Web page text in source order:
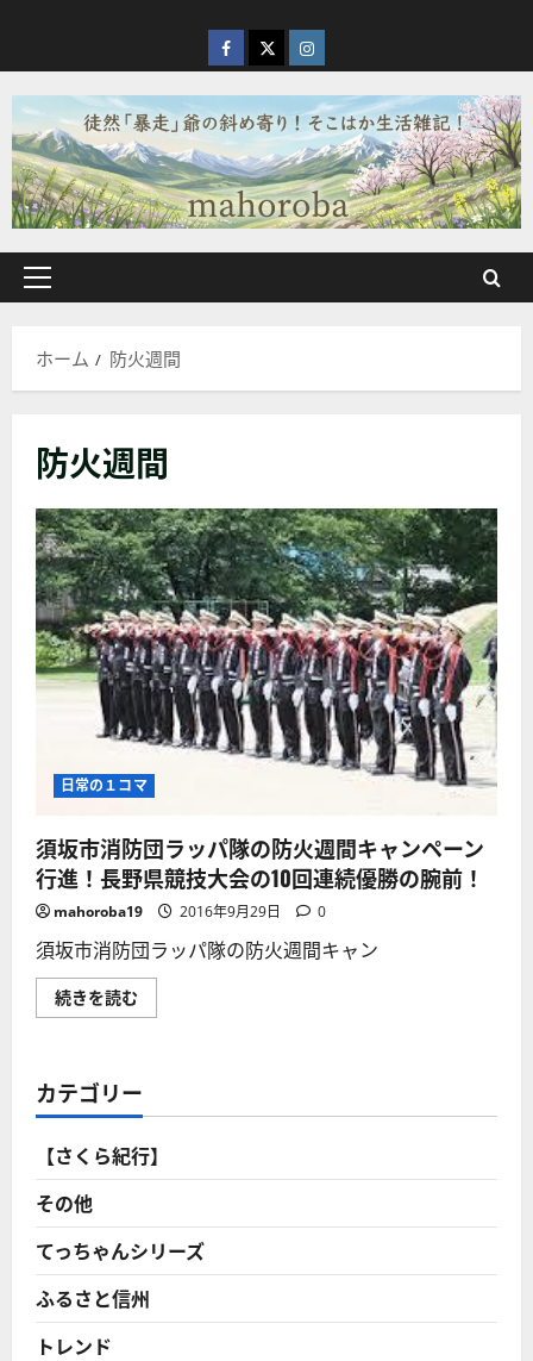
を
ス
キ
ッ
プ
facebook
X Instagram
メ
ン
ー
ホーム 防火週間
防火週間
日常の１コマ
須坂市消防団ラッパ隊の防火週間キャンペーン
行進！長野県競技大会の10回連続優勝の腕前！
mahoroba19 2016年9月29日 0
須坂市消防団ラッパ隊の防火週間キャン
続きを読む
坂
ラ
ッ
隊
の
防
間
キ
ャ
ン
ペ
ー
ン
カテゴリー
【さくら紀行】
その他
てっちゃんシリーズ
ふるさと信州
トレンド